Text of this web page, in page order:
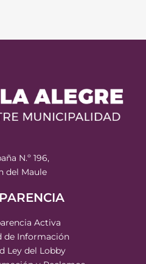
N.º 196,
del Maule
Activa
de Información
Ley del Lobby